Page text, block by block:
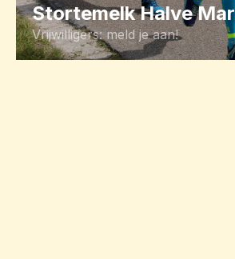
Stortemelk Halve
Vrijwilligers: meld je aan!